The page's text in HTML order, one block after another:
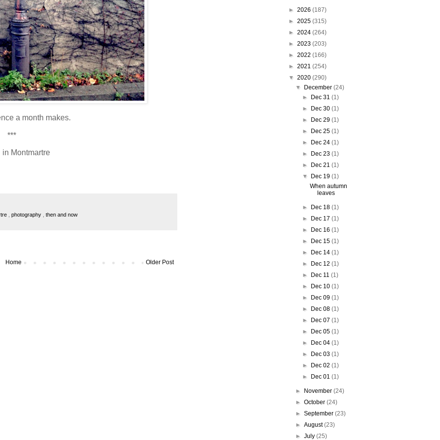
a month makes.
***
in Montmartre
photography then and now
Older Post
Home
► 2026 (187)
► 2025 (315)
► 2024 (264)
► 2023 (203)
► 2022 (166)
► 2021 (254)
▼ 2020 (290)
▼
December (24)
►
Dec 31(1)
►
Dec 30(1)
►
Dec 29(1)
►
Dec 25(1)
►
Dec 24(1)
►
Dec 23(1)
►
Dec 21(1)
▼
Dec 19(1)
When autumn
leaves
► Dec 18(1)
►
Dec 17(1)
►
Dec 16(1)
►
Dec 15(1)
►
Dec 14(1)
►
Dec 12(1)
►
Dec 11(1)
►
Dec 10(1)
►
Dec 09(1)
►
Dec 08(1)
►
Dec 07(1)
►
Dec 05(1)
►
Dec 04(1)
►
Dec 03(1)
►
Dec 02(1)
►
Dec 01(1)
► November (24)
► October (24)
► September (23)
► August(23)
► July (25)